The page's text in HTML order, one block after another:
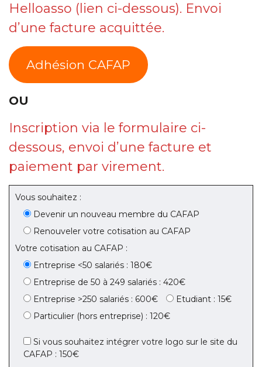
Helloasso (lien ci-dessous). Envoi
d’une facture acquittée.
Adhésion CAFAP
OU
Inscription via le formulaire ci-
dessous, envoi d’une facture et
paiement par virement.
Vous souhaitez :
Devenir un nouveau membre du CAFAP
Renouveler votre cotisation au CAFAP
Votre cotisation au CAFAP :
Entreprise <50 salariés : 180€
Entreprise de 50 à 249 salariés : 420€
Entreprise >250 salariés : 600€
Etudiant : 15€
Particulier (hors entreprise) : 120€
Si vous souhaitez intégrer votre logo sur le site du
CAFAP : 150€